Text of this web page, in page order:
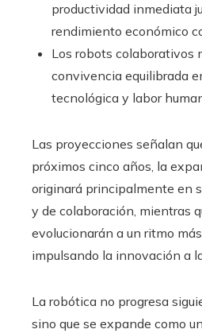
productividad inmediata
rendimiento económico
Los robots colaborativos
convivencia equilibrada
tecnológica y labor
Las proyecciones señalan
próximos cinco años, la
originará principalmente en
y de colaboración, mientras
evolucionarán a un ritmo
impulsando la innovación a
La robótica no progresa
sino que se expande como